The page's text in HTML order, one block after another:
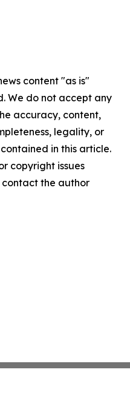
content "as is"
We do not accept any
accuracy, content,
legality, or
in this article.
copyright issues
the author